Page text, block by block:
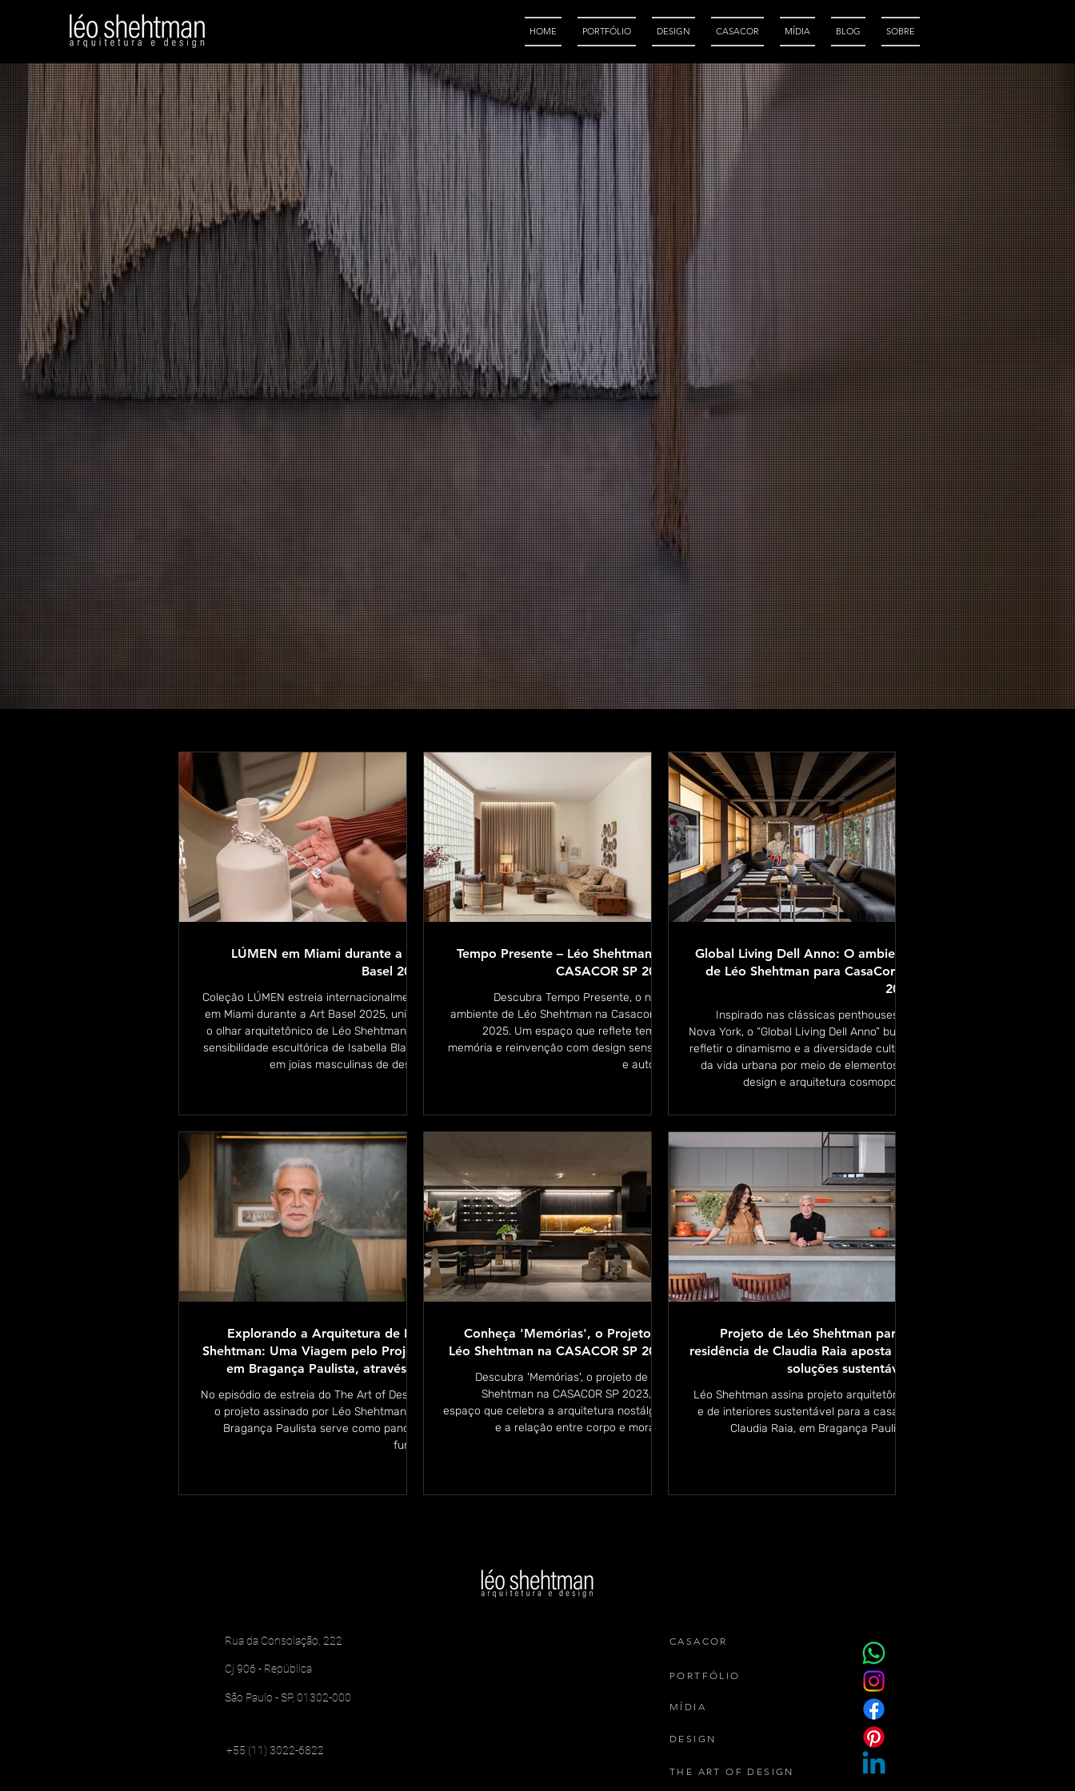
HOME PORTFÓLIO DESIGN CASACOR MÍDIA BLOG SOBRE
LÚMEN em Miami durante a Art
Basel 2025
Coleção LÚMEN estreia internacionalmente
em Miami durante a Art Basel 2025, unindo
o olhar arquitetônico de Léo Shehtman e a
sensibilidade escultórica de Isabella Blanco
em joias masculinas de design
Tempo Presente – Léo Shehtman na
CASACOR SP 2025
Descubra Tempo Presente, o novo
ambiente de Léo Shehtman na Casacor SP
2025. Um espaço que reflete tempo,
memória e reinvenção com design sensível
e autoral.
Global Living Dell Anno: O ambiente
de Léo Shehtman para CasaCor SP
2024
Inspirado nas clássicas penthouses de
Nova York, o “Global Living Dell Anno” busca
refletir o dinamismo e a diversidade cultural
da vida urbana por meio de elementos de
design e arquitetura cosmopolita.
Explorando a Arquitetura de Léo
Shehtman: Uma Viagem pelo Projeto
em Bragança Paulista, através da
No episódio de estreia do The Art of Design,
o projeto assinado por Léo Shehtman em
Bragança Paulista serve como pano de
fundo.
Conheça 'Memórias', o Projeto de
Léo Shehtman na CASACOR SP 2023
Descubra 'Memórias', o projeto de Léo
Shehtman na CASACOR SP 2023, um
espaço que celebra a arquitetura nostálgica
e a relação entre corpo e morada.
Projeto de Léo Shehtman para a
residência de Claudia Raia aposta em
soluções sustentáveis
Léo Shehtman assina projeto arquitetônico
e de interiores sustentável para a casa de
Claudia Raia, em Bragança Paulista.
Rua da Consolação, 222
Cj 906 - República
São Paulo - SP, 01302-000
+55 (11) 3022-6822
CASACOR
PORTFÓLIO
MÍDIA
DESIGN
THE ART OF DESIGN